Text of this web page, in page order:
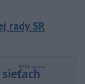
rady SR